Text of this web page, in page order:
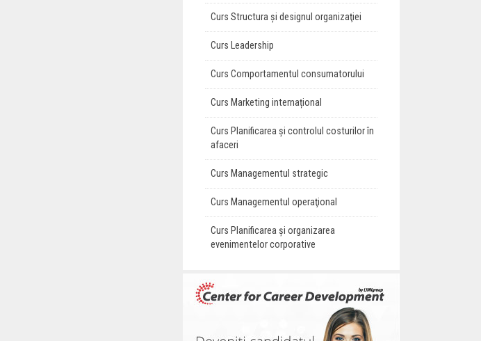
Curs Structura şi designul organizaţiei
Curs Leadership
Curs Comportamentul consumatorului
Curs Marketing internațional
Curs Planificarea și controlul costurilor în
afaceri
Curs Managementul strategic
Curs Managementul operaţional
Curs Planificarea și organizarea
evenimentelor corporative